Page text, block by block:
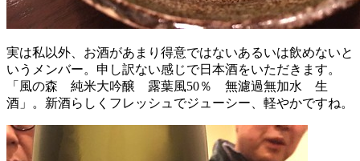
実は私以外、お酒があまり得意ではないあるいは飲めないと
いうメンバー。申し訳ない感じで日本酒をいただきます。
「風の森 純米大吟醸 露葉風50％ 無濾過無加水 生
酒」。新酒らしくフレッシュでジューシー、軽やかですね。